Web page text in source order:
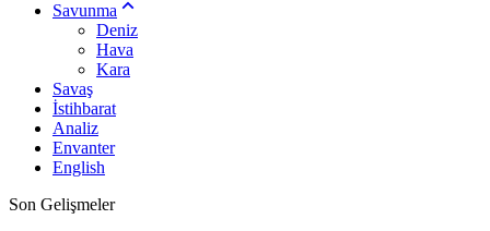
Savunma
Deniz
Hava
Kara
Savaş
İstihbarat
Analiz
Envanter
English
Son Gelişmeler